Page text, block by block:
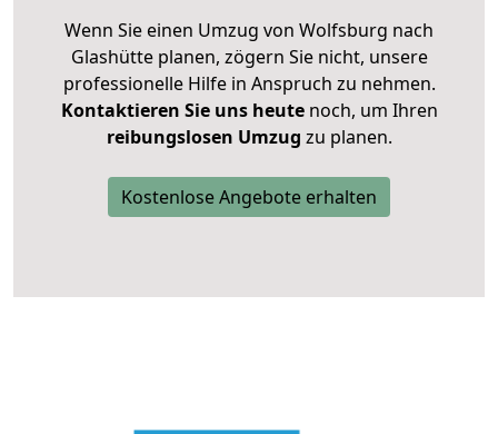
Wenn Sie einen Umzug von Wolfsburg nach
Glashütte planen, zögern Sie nicht, unsere
professionelle Hilfe in Anspruch zu nehmen.
Kontaktieren Sie uns heutenoch, um Ihren
reibungslosen Umzug zu planen.
Kostenlose Angebote erhalten